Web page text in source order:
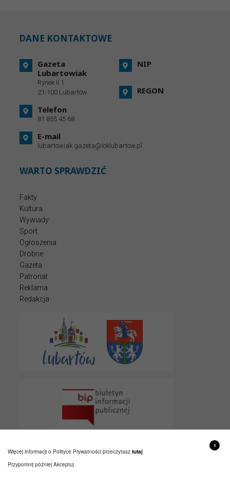
DANE KONTAKTOWE
Gazeta
Lubartowiak
Rynek II 1
21-100 Lubartów
Telefon
81 855 45 68
E-mail
lubartowiak.gazeta@loklubartow.pl
NIP
REGON
WARTO SPRAWDZIĆ
Fakty
Kultura
Wywiady
Sport
Ogłoszenia
Drobne
Gazeta
Patronat
Reklama
Redakcja
x
Więcej informacji o Polityce Prywatności przeczytasz tutaj
Przypomnij później Akceptuj